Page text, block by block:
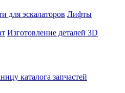
для эскалаторов Лифты
Изготовление деталей 3D
каталога запчастей